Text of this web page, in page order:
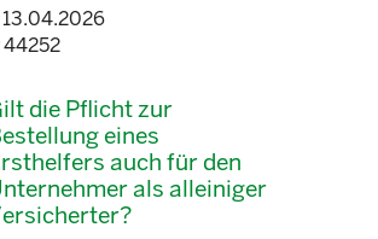
44252
die Pflicht zur
eines
auch für den
als alleiniger